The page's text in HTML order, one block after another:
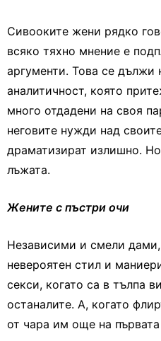
Сивооките жени рядко
всяко тяхно мнение е
аргументи. Това се дължи
аналитичност, която
много отдадени на своя
неговите нужди над
драматизират излишно.
лъжата.
Жените с пъстри очи
Независими и смели дами,
невероятен стил и
секси, когато са в тълпа
останалите. А, когато
от чара им още на